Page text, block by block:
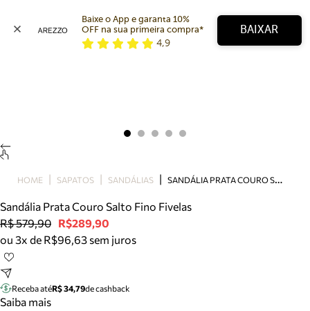
Bolsa
Tamanco
Tênis
Mule
Tire dúvidas sobre pedidos, devoluções e mais.
Baixe o App e garanta 10%
OFF na sua primeira compra*
4,9
BAIXAR
HOME SAPATOS SANDÁLIAS S
ANDÁLIA PRATA COURO SALTO FINO FIVELAS
Sandália Prata Couro Salto Fino Fivelas
R$ 579,90 R$289,90
ou 3x de R$96,63 sem juros
Receba atéR$ 34,79de cashback
Saiba mais